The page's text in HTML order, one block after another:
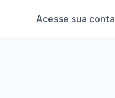
Acesse sua conta